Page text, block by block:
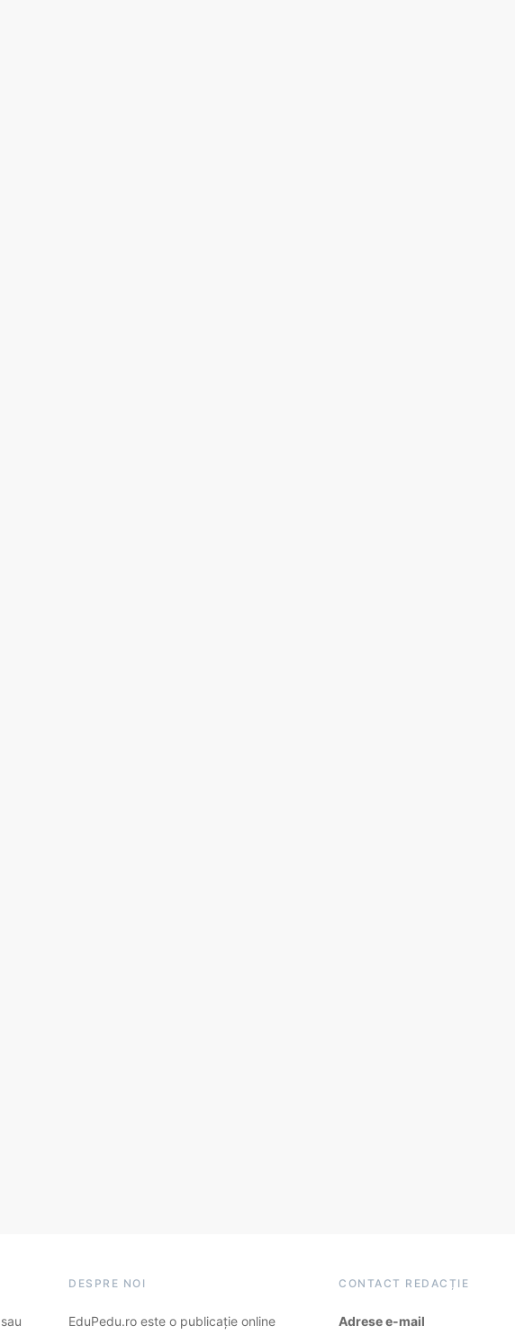
DESPRE NOI
EduPedu.ro este o publicație online
CONTACT REDACȚIE
Adrese e-mail